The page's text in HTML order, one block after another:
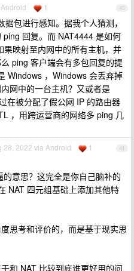
40
1
包进行感知。据我个人猜测，
回复。而 NAT4444 是如何
映射至内网中的所有主机，并
ping 客户端会有多包回复的提
Windows ，Windows 会丢弃掉
网中的一台主机？又或者是
在被分配了假公网 IP 的路由器
，用跨运营商的网络多 ping 几
41
28, 2022 via Android 1
意思？这完全是你自己脑补的
NAT 四元组基础上添加其他特
思考和评价的，而是基于现实思
和 NAT 比较到底谁更好用的问